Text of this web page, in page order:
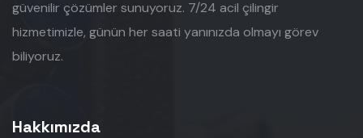
güvenilir çözümler sunuyoruz. 7/24 acil çilingir
hizmetimizle, günün her saati yanınızda olmayı görev
biliyoruz.
Hakkımızda